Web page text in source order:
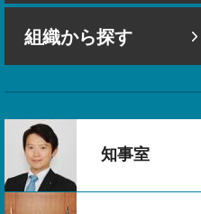
組織から探す
知事室